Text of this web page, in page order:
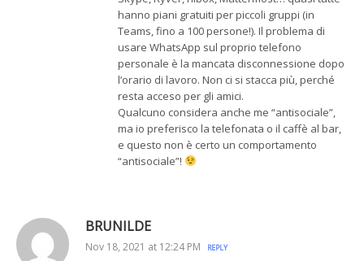
hanno piani gratuiti per piccoli gruppi (in
Teams, fino a 100 persone!). Il problema di
usare WhatsApp sul proprio telefono
personale è la mancata disconnessione dopo
l’orario di lavoro. Non ci si stacca più, perché
resta acceso per gli amici.
Qualcuno considera anche me “antisociale”,
ma io preferisco la telefonata o il caffè al bar,
e questo non è certo un comportamento
“antisociale”!
BRUNILDE
Nov 18, 2021 at 12:24 PM REPLY